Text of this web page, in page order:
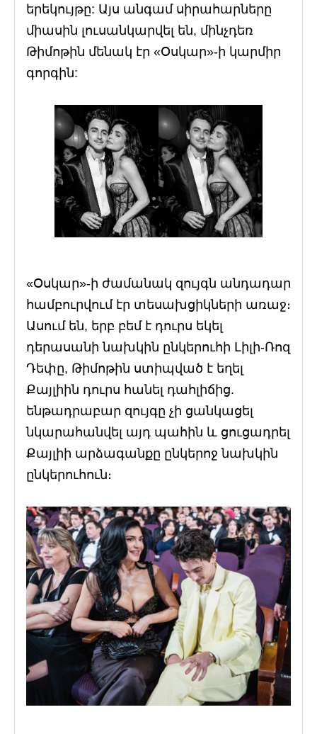
երեկույթը: Այս անգամ սիրահարները
միասին լուսանկարվել են, մինչդեռ
Թիմոթին մենակ էր «Օսկար»-ի կարմիր
գորգին:
«Օսկար»-ի ժամանակ զույգն անդադար
համբուրվում էր տեսախցիկների առաջ։
Ասում են, երբ բեմ է դուրս եկել
դերասանի նախկին ընկերուհի Լիլի-Ռոզ
Դեփը, Թիմոթին ստիպված է եղել
Քայլիին դուրս հանել դահլիճից.
ենթադրաբար զույգը չի ցանկացել
նկարահանվել այդ պահին և ցուցադրել
Քայլիի արձագանքը ընկերոջ նախկին
ընկերուհուն։